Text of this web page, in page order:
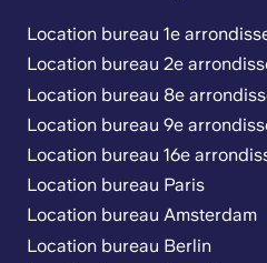
Location bureau 1e
Location bureau 2e
Location bureau 8e
Location bureau 9e
Location bureau 16e
Location bureau Paris
Location bureau Amsterdam
Location bureau Berlin